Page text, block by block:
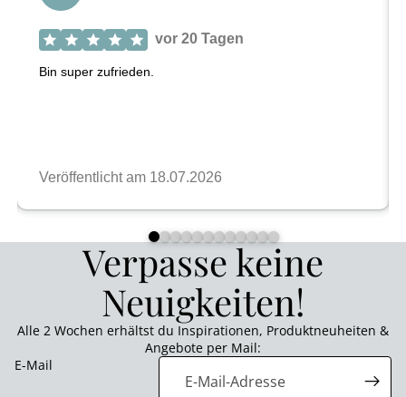
Verpasse keine
Neuigkeiten!
Alle 2 Wochen erhältst du Inspirationen, Produktneuheiten &
Angebote per Mail:
E-Mail